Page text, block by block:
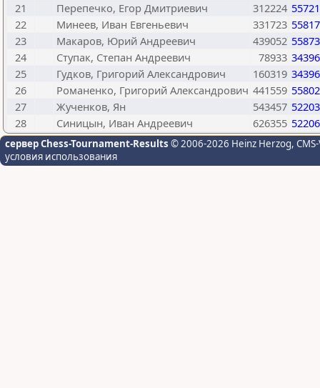
21
Перепечко, Егор Дмитриевич 312224
22
Минеев, Иван Евгеньевич 331723
23
Макаров, Юрий Андреевич 439052
24
Ступак, Степан Андреевич 78933
25
Гудков, Григорий Александрович 160319
26
Романенко, Григорий Александрович 441559
27
Жученков, Ян 543457
28
Синицын, Иван Андреевич 626355
сервер Chess-Tournament-Results © 2006-2026 Heinz Herzog,
условия использования